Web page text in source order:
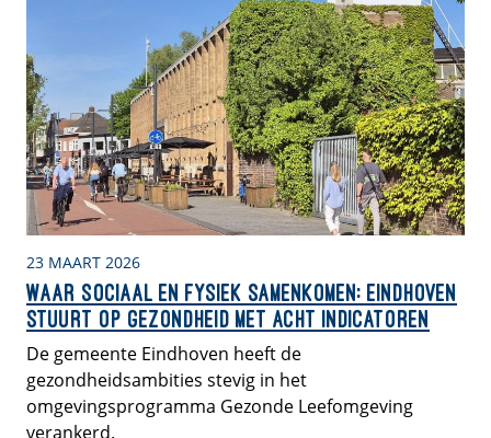
23 MAART 2026
Waar sociaal en fysiek samenkomen: Eindhoven
stuurt op gezondheid met acht indicatoren
De gemeente Eindhoven heeft de
gezondheidsambities stevig in het
omgevingsprogramma Gezonde Leefomgeving
verankerd.